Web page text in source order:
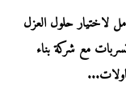
لاختيار حلول العزل
مع شركة بناء